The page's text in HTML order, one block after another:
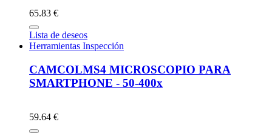
65.83 €
Lista de deseos
Herramientas Inspección
CAMCOLMS4 MICROSCOPIO PARA
SMARTPHONE - 50-400x
59.64 €